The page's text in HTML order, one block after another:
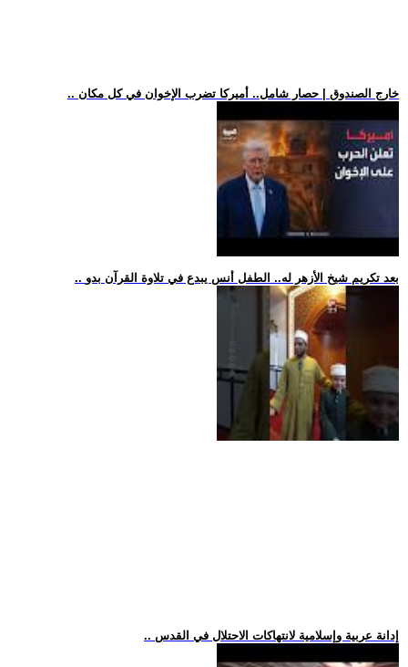
.. خارج الصندوق | حصار شامل.. أميركا تضرب الإخوان في كل مكان
.. بعد تكريم شيخ الأزهر له.. الطفل أنس يبدع في تلاوة القرآن بدو
.. إدانة عربية وإسلامية لانتهاكات الاحتلال في القدس